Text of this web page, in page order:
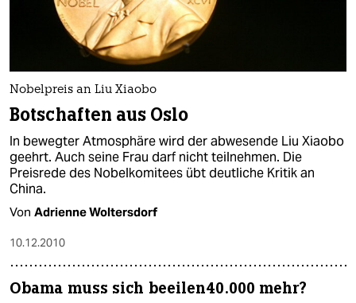
Nobelpreis an Liu Xiaobo
Botschaften aus Oslo
In bewegter Atmosphäre wird der abwesende Liu Xiaobo
geehrt. Auch seine Frau darf nicht teilnehmen. Die
Preisrede des Nobelkomitees übt deutliche Kritik an
China.
Von Adrienne Woltersdorf
10.12.2010
Obama muss sich beeilen40.000 mehr?